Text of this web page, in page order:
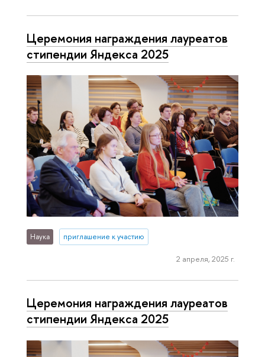
Церемония награждения лауреатов
стипендии Яндекса 2025
Наука приглашение к участию
2 апреля, 2025 г.
Церемония награждения лауреатов
стипендии Яндекса 2025